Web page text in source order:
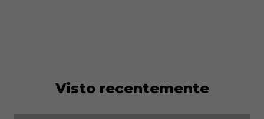
Visto recentemente